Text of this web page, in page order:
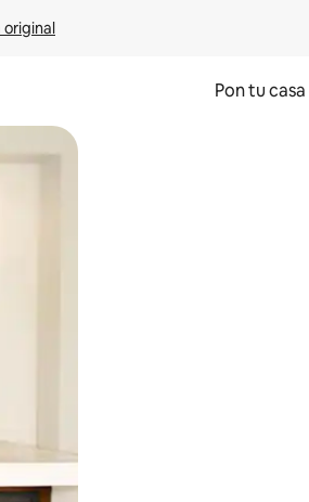
original
Pon tu
desliza el dedo.